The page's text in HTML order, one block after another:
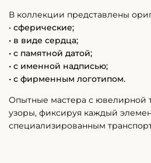
В коллекции представлены
• сферические;
• в виде сердца;
• с памятной датой;
• с именной надписью;
• с фирменным логотипом.
Опытные мастера с ювелирной
узоры, фиксируя каждый
специализированным